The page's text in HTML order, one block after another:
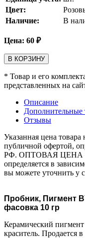
Цвет:
Наличие:
В
Цена: 60 ₽
В КОРЗИНУ
* Товар и его
представленных на
Описание
Дополнительные
Отзывы
Указанная цена товара
публичной офертой,
РФ. ОПТОВАЯ ЦЕНА
определяется в
вы можете уточнить у
Пробник, Пигмент
фасовка 10 гр
Керамический
краситель. Продается